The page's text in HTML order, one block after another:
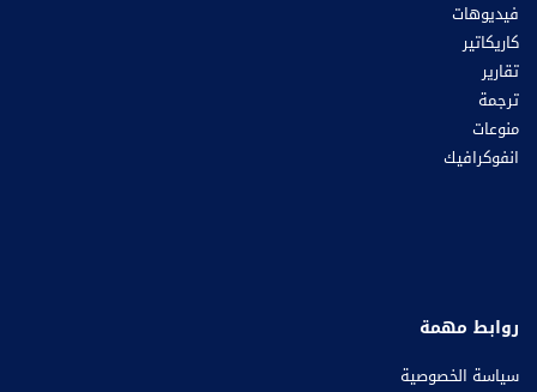
فيديوهات
كاريكاتير
تقارير
ترجمة
منوعات
انفوكرافيك
روابط مهمة
سياسة الخصوصية